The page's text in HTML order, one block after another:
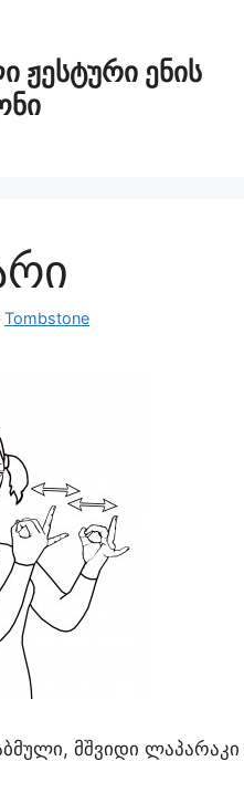
ჟესტური ენის
Tombstone
მშვიდი